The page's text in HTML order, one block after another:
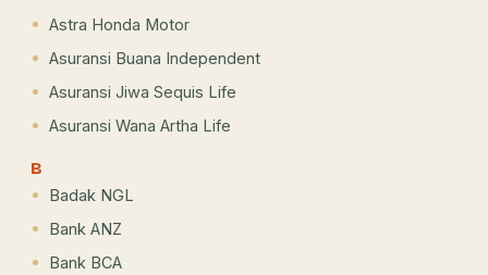
Astra Honda Motor
Asuransi Buana Independent
Asuransi Jiwa Sequis Life
Asuransi Wana Artha Life
B
Badak NGL
Bank ANZ
Bank BCA